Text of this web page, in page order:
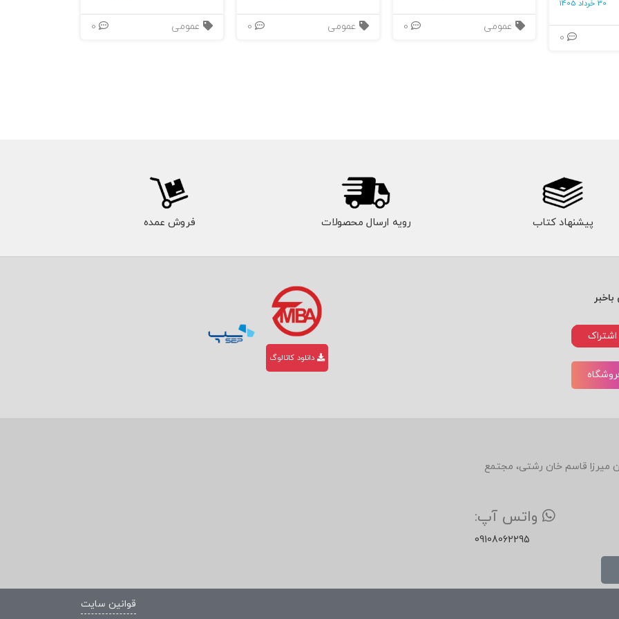
دشوارترین بخش هستند؛ زیرا باعث می‌شوند مشتری ناگزیر، عمق پیامدهای مشکل
دارد، فرایند طولانی‌تر است و ریسک بیشتری احساس می‌شود. در این
پاسخ به اعتراض‌ها» اختصاص دارد. راکهام اما نگاه بنیادین‌تری دارد:
شود.
30 خرداد 1405
عمومی عمومی عمومی
پیشنهاد کتاب رویه ارسال محصولات فروش عمده
اشتراک
دانلود کاتالوگ
روبروی رستوران میرزا قاسم خان رشتی، مجتمع
واتس آپ:
09108062295
قوانین سایت